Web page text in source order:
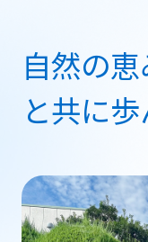
自然の
と共に